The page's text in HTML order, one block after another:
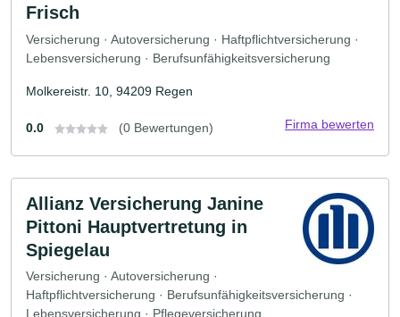
Frisch
Versicherung · Autoversicherung · Haftpflichtversicherung ·
Lebensversicherung · Berufsunfähigkeitsversicherung
Molkereistr. 10, 94209 Regen
0.0 (0 Bewertungen) Firma bewerten
Allianz Versicherung Janine
Pittoni Hauptvertretung in
Spiegelau
Versicherung · Autoversicherung ·
Haftpflichtversicherung · Berufsunfähigkeitsversicherung ·
Lebensversicherung · Pflegeversicherung